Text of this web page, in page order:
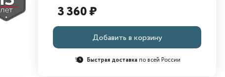
3 360 ₽
Добавить в корзину
Быстрая доставкапо всей России